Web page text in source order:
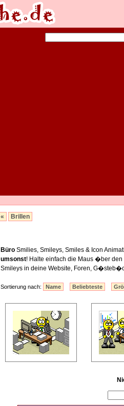
« Brillen
Büro Smilies, Smileys, Smiles & Icon
umsonst! Halte einfach die Maus �ber
Smileys in deine Website, Foren,
Sortierung nach: Name Beliebteste